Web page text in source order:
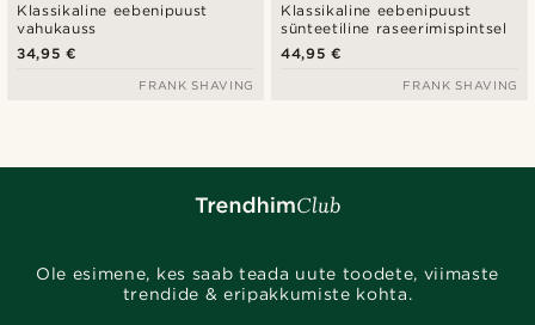
Klassikaline eebenipuust
vahukauss
34,95 €
FRANK SHAVING
Klassikaline eebenipuust
sünteetiline raseerimispintsel
44,95 €
FRANK SHAVING
Ole esimene, kes saab teada uute toodete, viimaste
trendide & eripakkumiste kohta.